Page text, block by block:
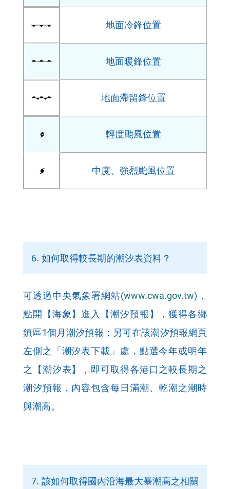
地面冷鋒位置
地面暖鋒位置
地面滯留鋒位置
輕度颱風位置
中度、強烈颱風位置
6. 如何取得較長期的潮汐表資料？
可透過中央氣象署網站(www.cwa.gov.tw)，
點開【海象】進入【潮汐預報】，獲得各鄉
鎮區1個月潮汐預報；另可在該潮汐預報網頁
左側之「潮汐表下載」處，點選今年或明年
之【潮汐表】，即可取得各港口之較長期之
潮汐預報，內容包含每日滿潮、乾潮之潮時
與潮高。
7. 該如何取得國內沿海最大暴潮高之相關